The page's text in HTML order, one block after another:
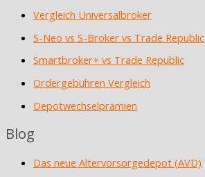
Vergleich Universalbroker
S-Neo vs S-Broker vs Trade Republic
Smartbroker+ vs Trade Republic
Ordergebühren Vergleich
Depotwechselprämien
Blog
Das neue Altervorsorgedepot (AVD)